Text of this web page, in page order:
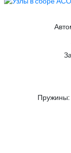
Пружины: